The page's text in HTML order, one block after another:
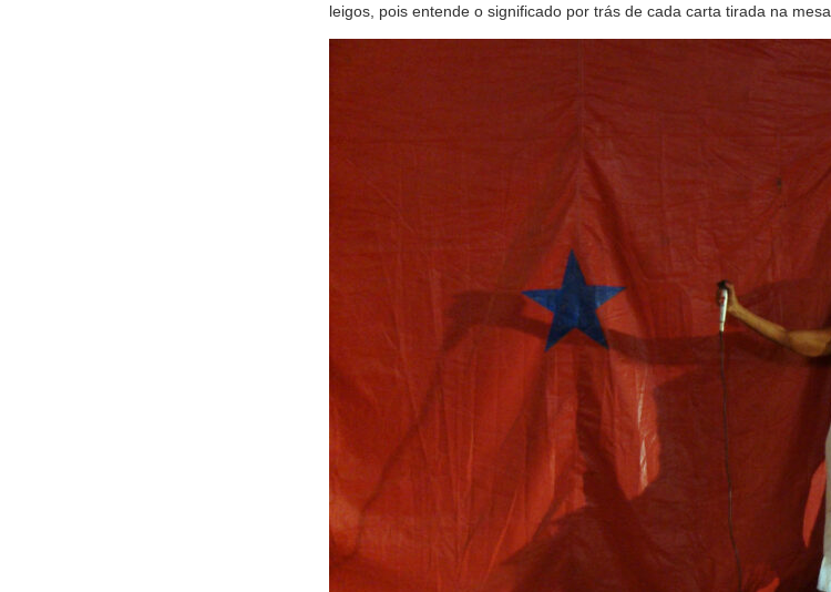
leigos, pois entende o significado por trás de cada carta tirada na mesa.